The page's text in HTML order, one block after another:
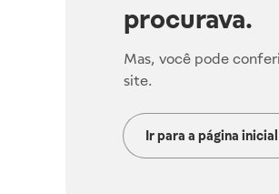
procurava.
Mas, você pode
site.
Ir para a página inicial